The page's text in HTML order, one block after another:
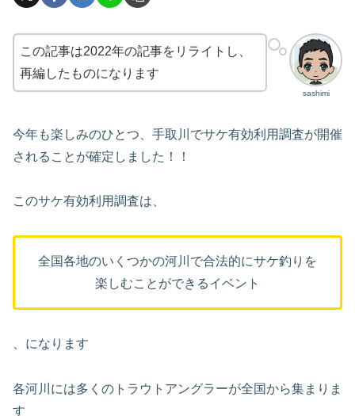
sashimi
この記事は2022年の記事をリライトし、
再編したものになります
今年も楽しみのひとつ、手取川でサケ有効利用調査が開催
されることが確定しました！！
このサケ有効利用調査は、
全国各地のいくつかの河川で合法的にサケ釣りを
楽しむことができるイベント
、になります
各河川には多くのトラウトアングラーが全国から集まりま
す